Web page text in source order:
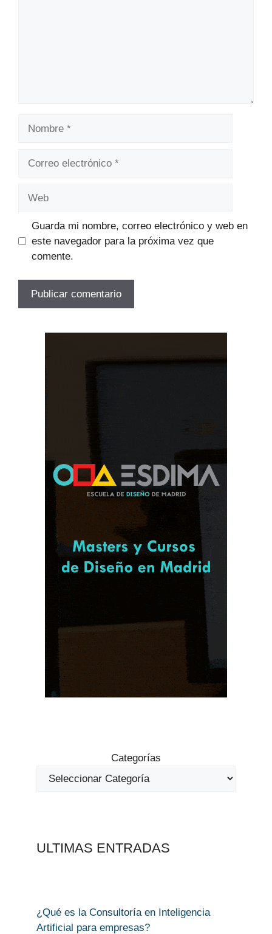
Guarda mi nombre, correo electrónico y web en
este navegador para la próxima vez que
comente.
Categorías
ULTIMAS ENTRADAS
¿Qué es la Consultoría en Inteligencia
Artificial para empresas?